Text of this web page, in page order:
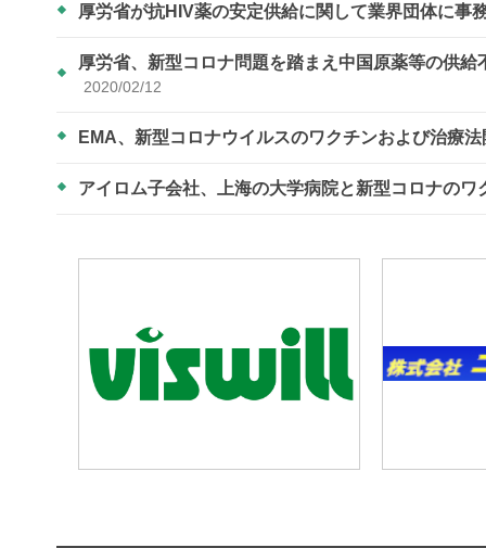
厚労省が抗HIV薬の安定供給に関して業界団体に
厚労省、新型コロナ問題を踏まえ中国原薬等の供
2020/02/12
EMA、新型コロナウイルスのワクチンおよび治療
アイロム子会社、上海の大学病院と新型コロナの